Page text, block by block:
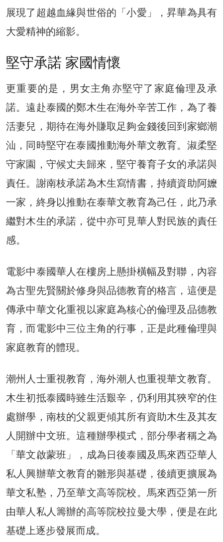
展現了超越血緣與世俗的「小愛」，昇華為具有
大愛精神的縮影。
堅守承諾 家國情懷
更重要的是，男女主角亦堅守了家庭倫理及承
諾。遠赴泰國的鄭木生在海外辛苦工作，為了養
活妻兒，期待在海外賺取足夠金錢後回到家鄉潮
汕，同時堅守在泰國推動海外華文教育。淑柔堅
守家園，守候丈夫歸來，堅守養育子女的承諾與
責任。謝南枝承諾為木生寫情書，持續資助阿嬤
一家，終身以推動在泰華文教育為己任，此乃承
繼對木生的承諾，從中亦可見華人對民族的責任
感。
電影中泰國華人在樓房上懸掛橫幅及對聯，內容
為古聖先賢關於修身與品德教育的格言，這便是
傳承中華文化重視以家庭為核心的倫理及品德教
育，而電影中三位主角的行事，正是此種倫理與
家庭教育的體現。
潮州人士重視教育，海外潮人也重視華文教育。
木生初抵泰國時雖生活艱辛，仍利用其狹窄的住
處辦學，南枝的父親更傾其所有資助木生及其友
人開辦中文班。這種辦學模式，部分學者稱之為
「華文啟蒙班」，成為日後泰國及馬來西亞華人
私人興辦華文教育的雛形與基礎，後續更擴展為
華文私塾，乃至華文高等院校。馬來西亞第一所
由華人私人籌辦的高等院校拉曼大學，便是在此
基礎上逐步發展而成。